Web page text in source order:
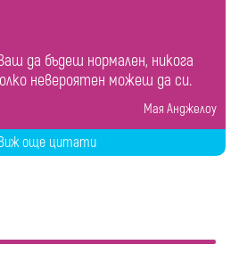
да бъдеш нормален, никога
невероятен можеш да си.
Мая Анджелоу
още цитати